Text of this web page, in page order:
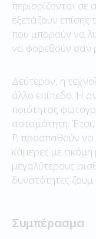
περιορίζονται σε
εξετάζουν
που μπορούν να
να φορεθούν σαν
Δεύτερον, η
άλλο επίπεδο. Η
ποιότητας
ασταμάτητη.
P, προσπαθούν να
κάμερες με ακόμη
μεγαλύτερους
δυνατότητες ζουμ.
Συμπέρασμα